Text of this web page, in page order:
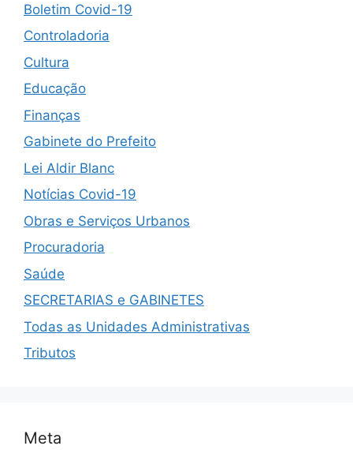
Boletim Covid-19
Controladoria
Cultura
Educação
Finanças
Gabinete do Prefeito
Lei Aldir Blanc
Notícias Covid-19
Obras e Serviços Urbanos
Procuradoria
Saúde
SECRETARIAS e GABINETES
Todas as Unidades Administrativas
Tributos
Meta